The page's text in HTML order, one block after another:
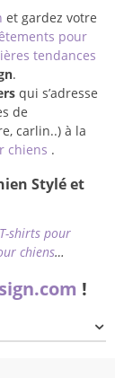
et gardez votre
pour
tendances
.
qui s’adresse
de
carlin..) à la
chiens .
Stylé et
T-shirts pour
chiens…
!